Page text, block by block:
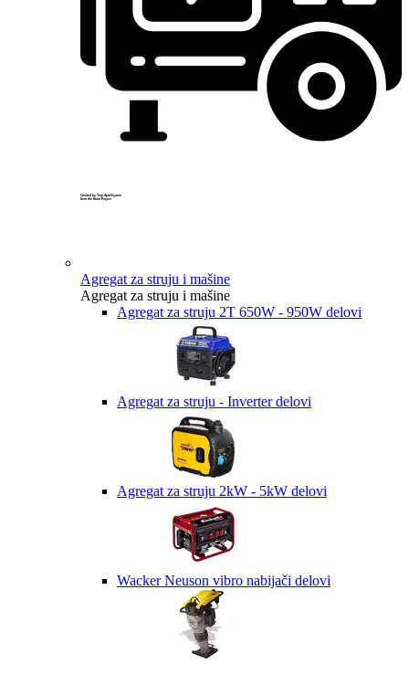
Created by Yogi Aprelliyanto
from the Noun Project
Agregat za struju i mašine
Agregat za struju i mašine
Agregat za struju 2T 650W - 950W delovi
Agregat za struju - Inverter delovi
Agregat za struju 2kW - 5kW delovi
Wacker Neuson vibro nabijači delovi